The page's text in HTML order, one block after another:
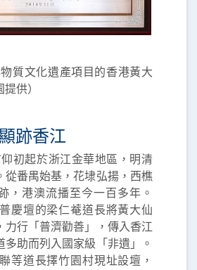
質文化遺產項目的香港黃大
供）
跡香江
起於浙江金華地區，明清
從番禺始基，花埭弘揚，西樵
，港澳流播至今一百多年。
慶壇的梁仁菴道長將黃大仙
力行「普濟勸善」，傳入香江
多助而列入國家級「非遺」。
等道長擇竹園村現址設壇，